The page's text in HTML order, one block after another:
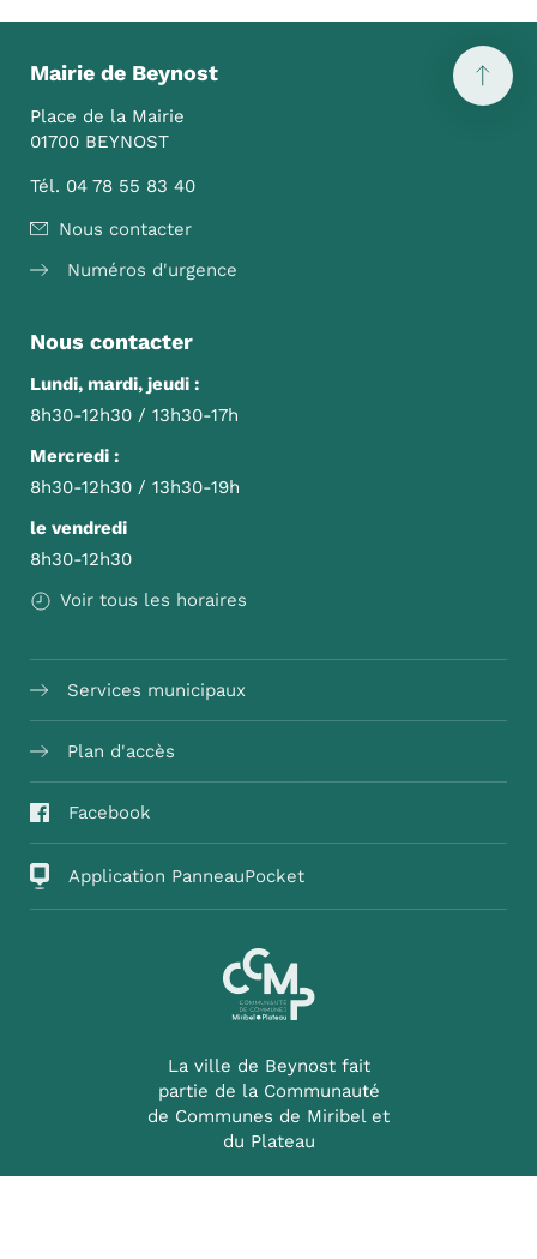
Mairie de Beynost
Place de la Mairie
01700 BEYNOST
Tél. 04 78 55 83 40
Nous contacter
Numéros d'urgence
Nous contacter
Lundi, mardi, jeudi :
8h30-12h30 / 13h30-17h
Mercredi :
8h30-12h30 / 13h30-19h
le vendredi
8h30-12h30
Voir tous les horaires
Services municipaux
Plan d'accès
Facebook
Application PanneauPocket
La ville de Beynost fait
partie de la Communauté
de Communes de Miribel et
du Plateau